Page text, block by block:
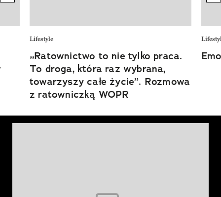
Lifestyle
„Ratownictwo to nie tylko praca.
To droga, która raz wybrana,
towarzyszy całe życie”. Rozmowa
z ratowniczką WOPR